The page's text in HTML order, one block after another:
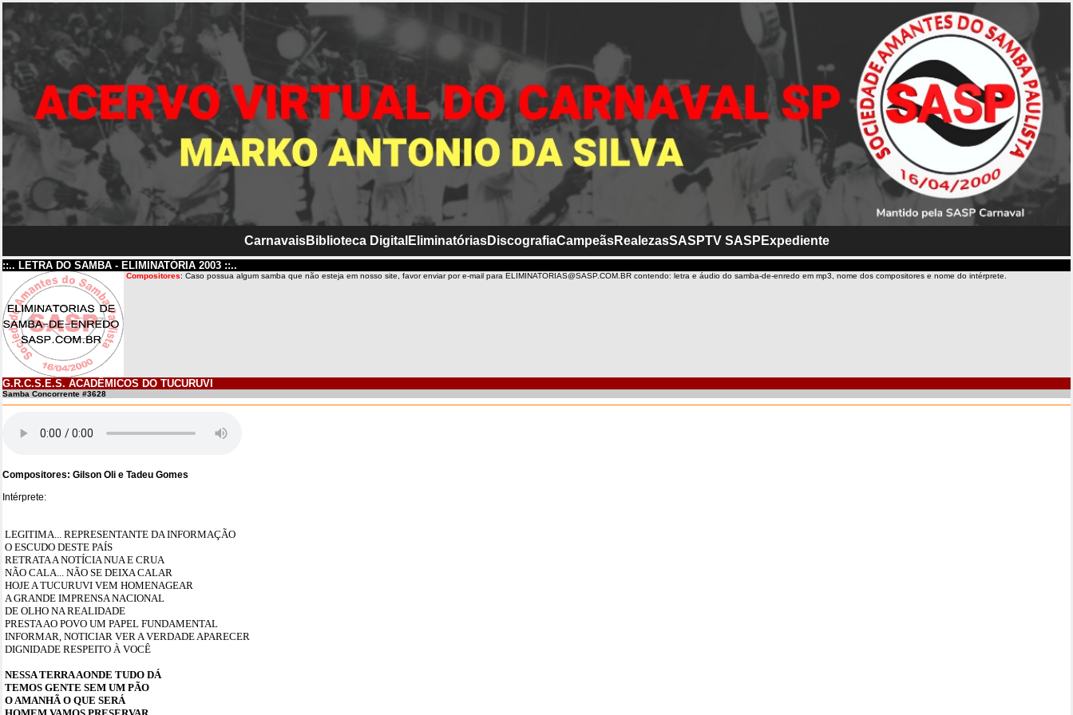
CarnavaisBiblioteca Digital EliminatóriasDiscografiaCampeãsRealezasSASPTV SASP Expediente
::.. LETRA DO SAMBA - ELIMINATÓRIA 2003 ::..
Compositores: Caso possua algum samba que não esteja em nosso site, favor enviar por e-mail para ELIMINATORIAS@SASP.COM.BR contendo: letra e áudio do samba-de-enredo em mp3, nome dos compositores e nome do intérprete.
G.R.C.S.E.S. ACADÊMICOS DO TUCURUVI
Samba Concorrente #3628
Compositores: Gilson Oli e Tadeu Gomes
Intérprete:
LEGITIMA... REPRESENTANTE DA INFORMAÇÃO
O ESCUDO DESTE PAÍS
RETRATA A NOTÍCIA NUA E CRUA
NÃO CALA... NÃO SE DEIXA CALAR
HOJE A TUCURUVI VEM HOMENAGEAR
A GRANDE IMPRENSA NACIONAL
DE OLHO NA REALIDADE
PRESTA AO POVO UM PAPEL FUNDAMENTAL
INFORMAR, NOTICIAR VER A VERDADE APARECER
DIGNIDADE RESPEITO À VOCÊ
NESSA TERRA AONDE TUDO DÁ
TEMOS GENTE SEM UM PÃO
O AMANHÃ O QUE SERÁ